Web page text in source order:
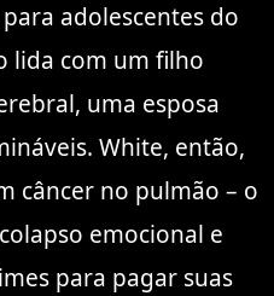
adolescentes do
lida com um filho
uma esposa
White, então,
câncer no pulmão – o
emocional e
para pagar suas